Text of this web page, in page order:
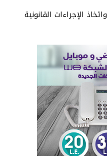
الإجراءات القانونية